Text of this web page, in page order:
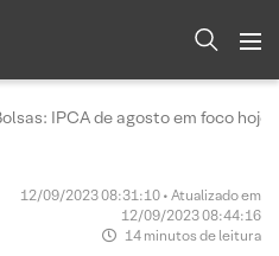
IPCA de agosto em foco hoje
12/09/2023 08:31:10 • Atualizado em
12/09/2023 08:44:16
14 minutos de leitura